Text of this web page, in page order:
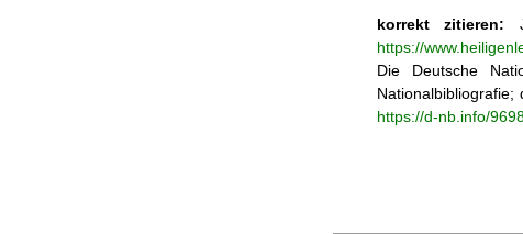
korrekt zitieren:
https://
Die Deutsche
https://d-nb.info/